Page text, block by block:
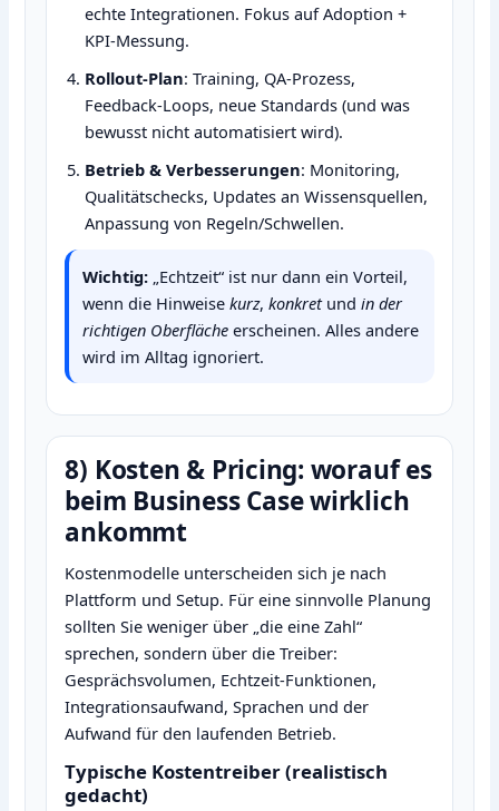
echte Integrationen. Fokus auf Adoption +
KPI‑Messung.
Rollout‑Plan: Training, QA‑Prozess,
Feedback‑Loops, neue Standards (und was
bewusst nicht automatisiert wird).
Betrieb & Verbesserungen: Monitoring,
Qualitätschecks, Updates an Wissensquellen,
Anpassung von Regeln/Schwellen.
Wichtig: „Echtzeit“ ist nur dann ein Vorteil,
wenn die Hinweisekurz,konkretundin der
richtigen Oberfläche erscheinen. Alles andere
wird im Alltag ignoriert.
8) Kosten & Pricing: worauf es
beim Business Case wirklich
ankommt
Kostenmodelle unterscheiden sich je nach
Plattform und Setup. Für eine sinnvolle Planung
sollten Sie weniger über „die eine Zahl“
sprechen, sondern über die Treiber:
Gesprächsvolumen, Echtzeit‑Funktionen,
Integrationsaufwand, Sprachen und der
Aufwand für den laufenden Betrieb.
Typische Kostentreiber (realistisch
gedacht)